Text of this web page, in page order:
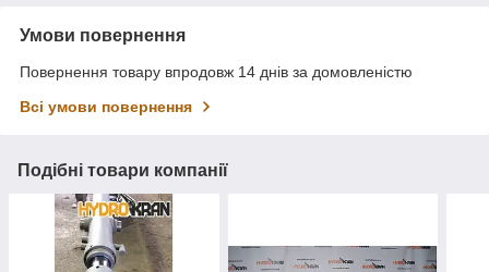
Умови повернення
Повернення товару впродовж 14 днів за домовленістю
Всі умови повернення
Подібні товари компанії